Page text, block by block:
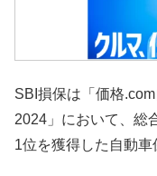
SBI損保は「価格
2024」において、総
1位を獲得した自動車